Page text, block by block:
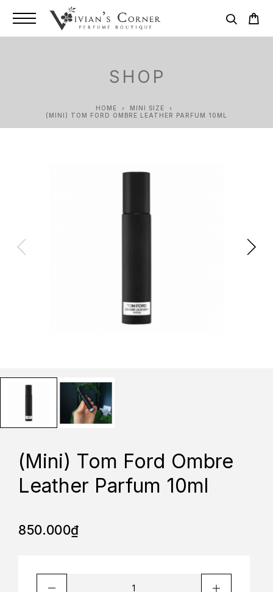
SHOP
HOME
MINI SIZE
(MINI) TOM FORD OMBRE LEATHER PARFUM 10ML
(Mini) Tom Ford Ombre
Leather Parfum 10ml
850.000₫